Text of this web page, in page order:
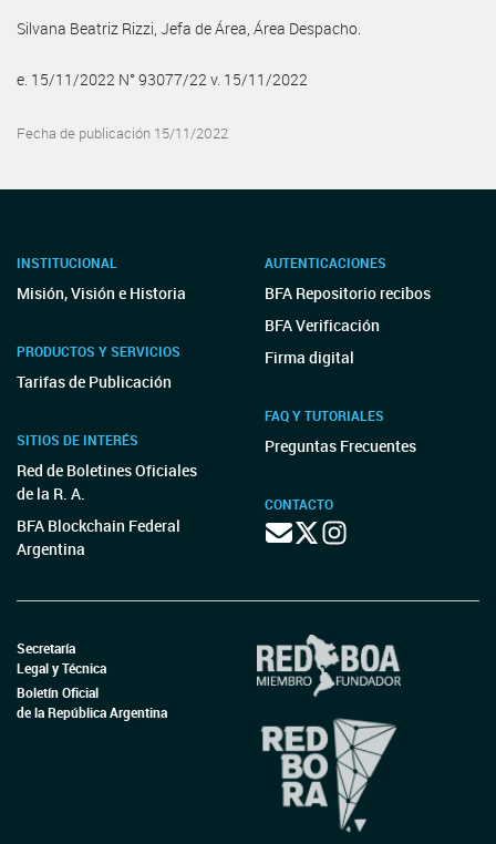
Silvana Beatriz Rizzi, Jefa de Área, Área Despacho.
e. 15/11/2022 N° 93077/22 v. 15/11/2022
Fecha de publicación 15/11/2022
INSTITUCIONAL
Misión, Visión e Historia
PRODUCTOS Y SERVICIOS
Tarifas de Publicación
SITIOS DE INTERÉS
Red de Boletines Oficiales
de la R. A.
BFA Blockchain Federal
Argentina
AUTENTICACIONES
BFA Repositorio recibos
BFA Verificación
Firma digital
FAQ Y TUTORIALES
Preguntas Frecuentes
CONTACTO
Secretaría
Legal y Técnica
Boletín Oficial
de la República Argentina